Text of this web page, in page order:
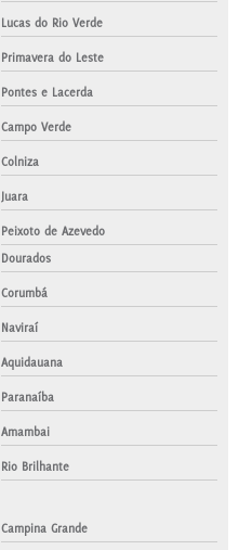
Lucas do Rio Verde
Primavera do Leste
Pontes e Lacerda
Campo Verde
Colniza
Juara
Peixoto de Azevedo
Dourados
Corumbá
Naviraí
Aquidauana
Paranaíba
Amambai
Rio Brilhante
Campina Grande